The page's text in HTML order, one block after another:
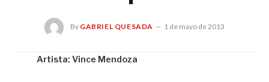
By GABRIEL QUESADA 1 de mayo de 2013
Artista: Vince Mendoza